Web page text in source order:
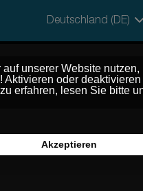
Deutschland (DE)
Sicherheitsgeländer
und technische
Dokumente